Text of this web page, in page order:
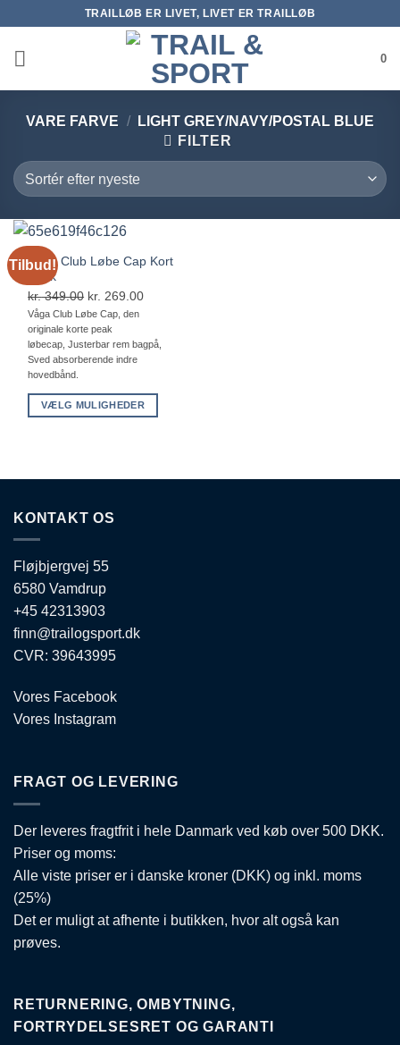
indhold
TRAILLØB ER LIVET, LIVET ER TRAILLØB
0
VARE FARVE /
LIGHT GREY/NAVY/POSTAL BLUE
FILTER
Tilbud!
Våga Club Løbe Cap Kort
Peak
kr.349.00 Den
oprindelige
pris
kr. 269.00
er:
Våga Club Løbe Cap, den
originale korte peak
løbecap, Justerbar rem bagpå,
Sved absorberende indre
hovedbånd.
VÆLG MULIGHEDER
flere
Mulighederne
kan
vælges
på
varesiden
KONTAKT OS
Fløjbjergvej 55
6580 Vamdrup
+45 42313903
finn@trailogsport.dk
CVR: 39643995
Vores Facebook
Vores Instagram
FRAGT OG LEVERING
Der leveres fragtfrit i hele Danmark ved køb over 500 DKK.
Priser og moms:
Alle viste priser er i danske kroner (DKK) og inkl. moms
(25%)
Det er muligt at afhente i butikken, hvor alt også kan
prøves.
RETURNERING, OMBYTNING,
FORTRYDELSESRET OG GARANTI